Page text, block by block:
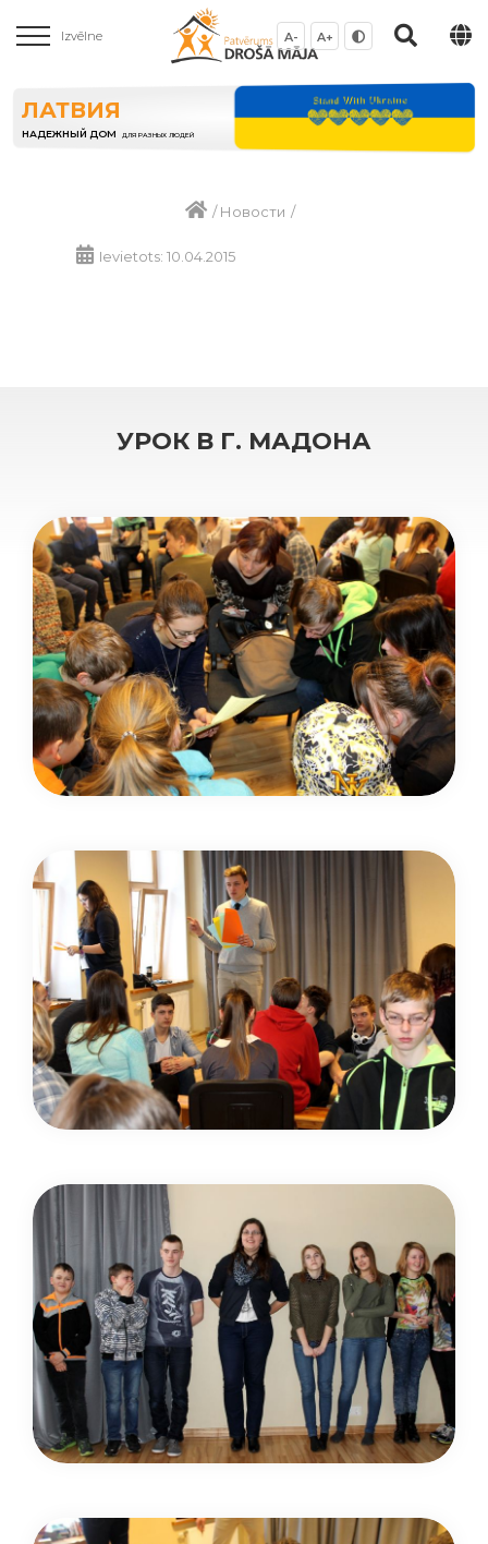
Izvēlne A- A+
ЛАТВИЯ
НАДЕЖНЫЙ ДОМ ДЛЯ РАЗНЫХ ЛЮДЕЙ
/Новости /
Ievietots: 10.04.2015
УРОК В Г. МАДОНА